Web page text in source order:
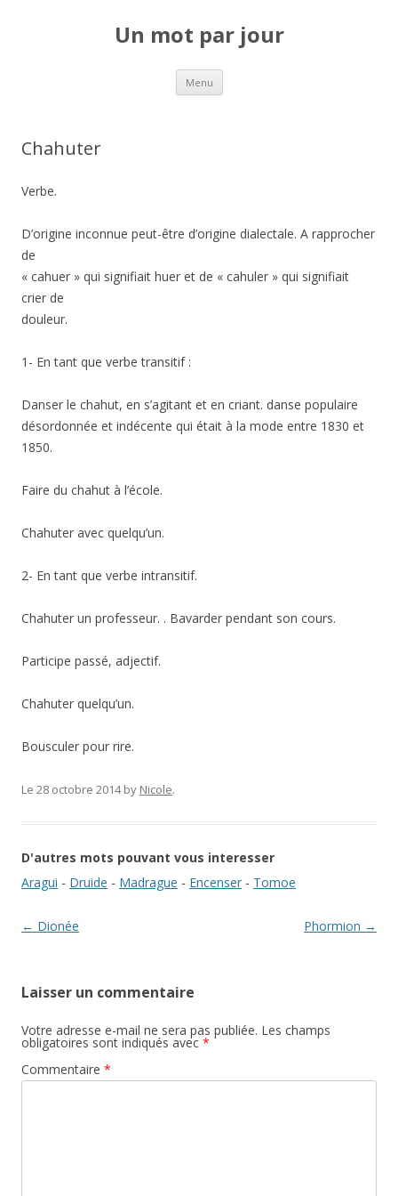
Un mot par jour
Menu Aller au contenu principal
Chahuter
Verbe.
D’origine inconnue peut-être d’origine dialectale. A rapprocher
de
« cahuer » qui signifiait huer et de « cahuler » qui signifiait
crier de
douleur.
1- En tant que verbe transitif :
Danser le chahut, en s’agitant et en criant. danse populaire
désordonnée et indécente qui était à la mode entre 1830 et
1850.
Faire du chahut à l’école.
Chahuter avec quelqu’un.
2- En tant que verbe intransitif.
Chahuter un professeur. . Bavarder pendant son cours.
Participe passé, adjectif.
Chahuter quelqu’un.
Bousculer pour rire.
Le 28 octobre 2014by Nicole.
D'autres mots pouvant vous interesser
Aragui - Druide - Madrague - Encenser - Tomoe
Navigation des articles
← Dionée Phormion →
Laisser un commentaire
Votre adresse e-mail ne sera pas publiée. Les champs
obligatoires sont indiqués avec *
Commentaire *